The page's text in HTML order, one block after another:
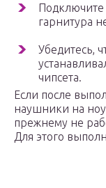
гарнитура
Убедитесь,
чипсета.
Если после
наушники на
прежнему не
Для этого